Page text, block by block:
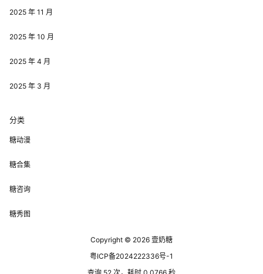
2025 年 11 月
2025 年 10 月
2025 年 4 月
2025 年 3 月
分类
糖动漫
糖合集
糖咨询
糖秀图
Copyright © 2026 壹奶糖
粤ICP备2024222336号-1